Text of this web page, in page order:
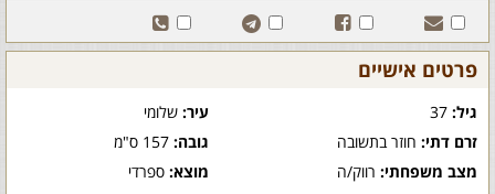
פרטים אישיים
גיל: עיר:שלומי
זרם דתי: חוזר בתשובה גובה:157 ס"מ
מצב משפחתי: רווק/ה מוצא:ספרדי